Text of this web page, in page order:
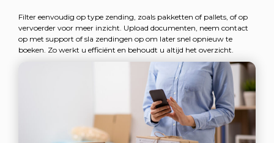
Filter eenvoudig op type zending, zoals pakketten of pallets, of op
vervoerder voor meer inzicht. Upload documenten, neem contact
op met support of sla zendingen op om later snel opnieuw te
boeken. Zo werkt u efficiënt en behoudt u altijd het overzicht.